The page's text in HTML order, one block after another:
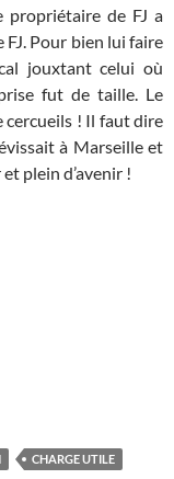
propriétaire de FJ a
Pour bien lui faire
jouxtant celui où
fut de taille. Le
cercueils ! Il faut dire
à Marseille et
plein d’avenir !
CHARGE UTILE